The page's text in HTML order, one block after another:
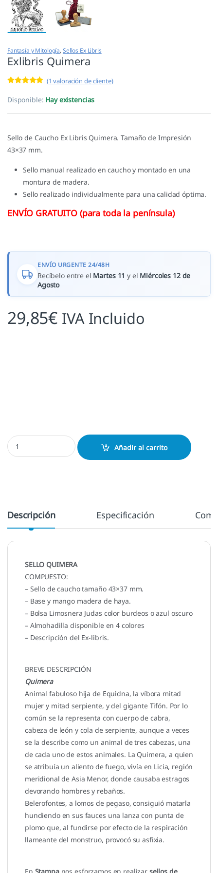
Fantasía y Mitología, Sellos Ex Libris
Exlibris Quimera
5.00de 5 en
base a
(1 valoración de cliente)
Disponible: Hay existencias
Sello de Caucho Ex Libris Quimera. Tamaño de Impresión
43×37 mm.
Sello manual realizado en caucho y montado en una
montura de madera.
Sello realizado individualmente para una calidad óptima.
ENVÍO GRATUITO (para toda la península)
ENVÍO URGENTE 24/48H
Recíbelo entre el Martes 11 y el Miércoles 12 de
Agosto
29,85€ IVA Incluido
Exlibris Quimera cantidad
Añadir al carrito
Descripción Especificación
SELLO QUIMERA
COMPUESTO:
– Sello de caucho tamaño 43×37 mm.
– Base y mango madera de haya.
– Bolsa Limosnera Judas color burdeos o azul oscuro
– Almohadilla disponible en 4 colores
– Descripción del Ex-libris.
BREVE DESCRIPCIÓN
Quimera
Animal fabuloso hija de Equidna, la víbora mitad
mujer y mitad serpiente, y del gigante Tifón. Por lo
común se la representa con cuerpo de cabra,
cabeza de león y cola de serpiente, aunque a veces
se la describe como un animal de tres cabezas, una
de cada uno de estos animales. La Quimera, a quien
se atribuía un aliento de fuego, vivía en Licia, región
meridional de Asia Menor, donde causaba estragos
devorando hombres y rebaños.
Belerofontes, a lomos de pegaso, consiguió matarla
hundiendo en sus fauces una lanza con punta de
plomo que, al fundirse por efecto de la respiración
llameante del monstruo, provocó su asfixia.